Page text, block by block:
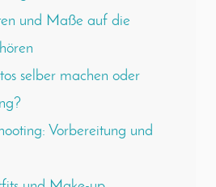
und Maße auf die
selber machen oder
Vorbereitung und